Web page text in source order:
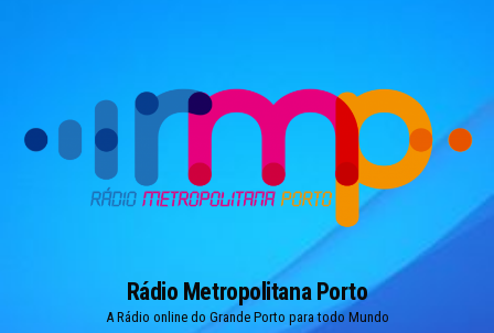
Rádio Metropolitana Porto
A Rádio online do Grande Porto para todo Mundo